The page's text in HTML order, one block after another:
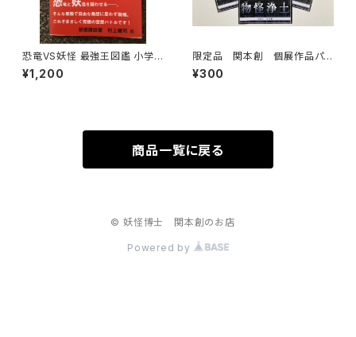
恐竜VS妖怪 最強王図鑑 小学
生妖怪博士アラタが描いた恐竜
と妖怪のオリジナル本
¥1,200
限定品 関本創 個展作品パン
フレット・妖怪・
¥300
商品一覧に戻る
© 妖怪博士 関本創のお店
Powered by